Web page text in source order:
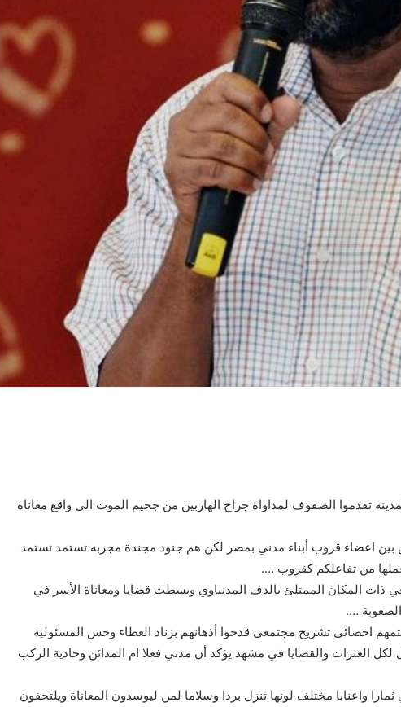
تقدموا الصفوف لمداواة جراح الهاربين من جحيم الموت الي واقع معاناة
اعضاء قروب أبناء مدني بمصر لكن هم جنود مجندة مجربه تستمد تستمد
من تفاعلكم كقروب ….
ذات المكان الممتلئ بالدف المدنياوي وبسطت قضايا ومعاناة الأسر في
الصعوبة ….
اخصائي تشريح مجتمعي قدحوا أذهانهم بزناد العطاء وحس المسئولية
العثرات والقضايا في مشهد يؤكد أن مدني فعلا ام المدائن وحادية الركب
واعنابا مختلف لونها تنزل بردا وسلاما لمن ليوسدون المعاناة ويلتحفون